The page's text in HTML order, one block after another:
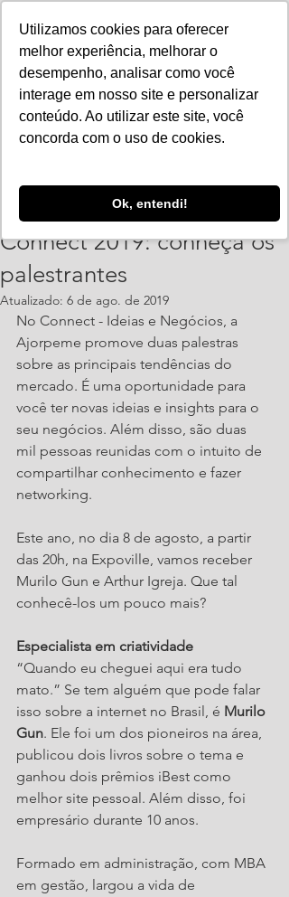
Utilizamos cookies para oferecer
melhor experiência, melhorar o
desempenho, analisar como você
interage em nosso site e personalizar
conteúdo. Ao utilizar este site, você
concorda com o uso de cookies.
Ok, entendi!
Connect 2019: conheça os
palestrantes
Atualizado: 6 de ago. de 2019
No Connect - Ideias e Negócios, a
Ajorpeme promove duas palestras
sobre as principais tendências do
mercado. É uma oportunidade para
você ter novas ideias e insights para o
seu negócios. Além disso, são duas
mil pessoas reunidas com o intuito de
compartilhar conhecimento e fazer
networking.
Este ano, no dia 8 de agosto, a partir
das 20h, na Expoville, vamos receber
Murilo Gun e Arthur Igreja. Que tal
conhecê-los um pouco mais?
Especialista em criatividade
“Quando eu cheguei aqui era tudo
mato.” Se tem alguém que pode falar
isso sobre a internet no Brasil, é Murilo
Gun. Ele foi um dos pioneiros na área,
publicou dois livros sobre o tema e
ganhou dois prêmios iBest como
melhor site pessoal. Além disso, foi
empresário durante 10 anos.
Formado em administração, com MBA
em gestão, largou a vida de